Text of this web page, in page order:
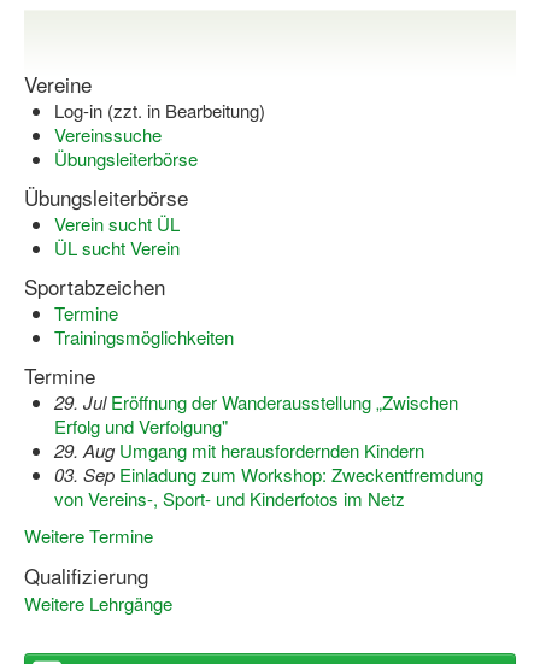
Vereine
Log-in (zzt. in Bearbeitung)
Vereinssuche
Übungsleiterbörse
Übungsleiterbörse
Verein sucht ÜL
ÜL sucht Verein
Sportabzeichen
Termine
Trainingsmöglichkeiten
Termine
29. Jul Eröffnung der Wanderausstellung „Zwischen
Erfolg und Verfolgung"
29. Aug Umgang mit herausfordernden Kindern
03. Sep Einladung zum Workshop: Zweckentfremdung
von Vereins-, Sport- und Kinderfotos im Netz
Weitere Termine
Qualifizierung
Weitere Lehrgänge